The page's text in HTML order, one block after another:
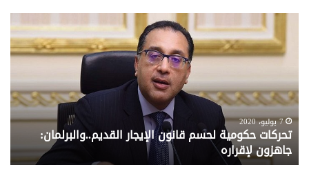
تحركات
حكومية
لحسم
قانون
القديم..والبرلمان:
جاهزون
لإقراره
7 يوليو، 2020
تحركات حكومية لحسم قانون الإيجار القديم..والبرلمان:
جاهزون لإقراره
..
من